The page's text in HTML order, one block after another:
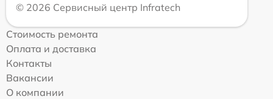
© 2026 Сервисный центр Infratech
Стоимость ремонта
Оплата и доставка
Контакты
Вакансии
О компании